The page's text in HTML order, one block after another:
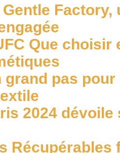
Gentle
Que
grand pas
2024
Récupérables